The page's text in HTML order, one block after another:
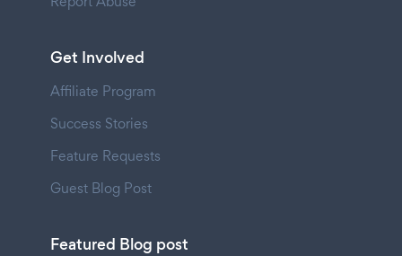
Get Involved
Affiliate Program
Success Stories
Feature Requests
Guest Blog Post
Featured Blog post